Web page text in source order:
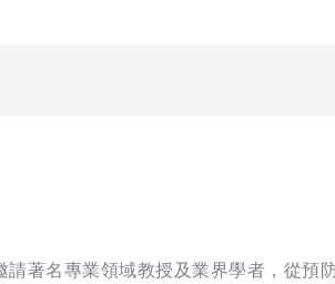
著名專業領域教授及業界學者，從預